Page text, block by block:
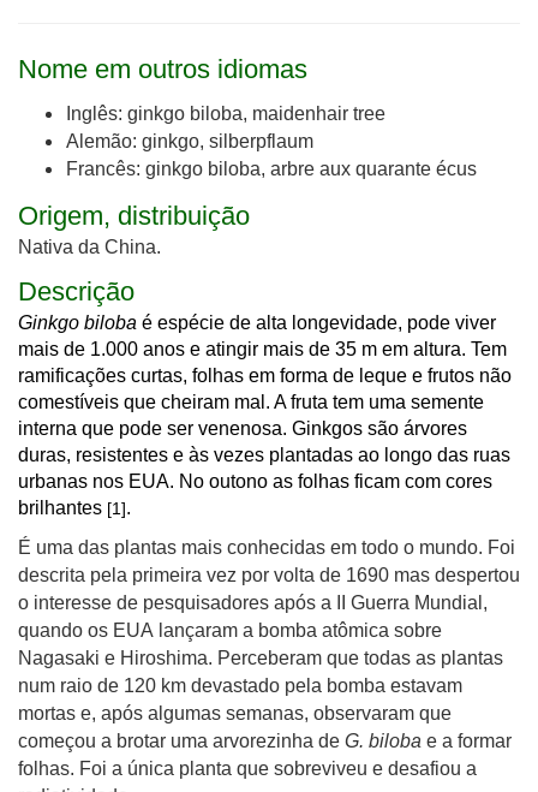
Nome em outros idiomas
Inglês: ginkgo biloba, maidenhair tree
Alemão: ginkgo, silberpflaum
Francês: ginkgo biloba, arbre aux quarante écus
Origem, distribuição
Nativa da China.
Descrição
Ginkgo biloba é espécie de alta longevidade, pode viver
mais de 1.000 anos e atingir mais de 35 m em altura. Tem
ramificações curtas, folhas em forma de leque e frutos não
comestíveis que cheiram mal. A fruta tem uma semente
interna que pode ser venenosa. Ginkgos são árvores
duras, resistentes e às vezes plantadas ao longo das ruas
urbanas nos EUA. No outono as folhas ficam com cores
brilhantes [1].
É uma das plantas mais conhecidas em todo o mundo. Foi
descrita pela primeira vez por volta de 1690 mas despertou
o interesse de pesquisadores após a II Guerra Mundial,
quando os EUA lançaram a bomba atômica sobre
Nagasaki e Hiroshima. Perceberam que todas as plantas
num raio de 120 km devastado pela bomba estavam
mortas e, após algumas semanas, observaram que
começou a brotar uma arvorezinha de G. biloba e a formar
folhas. Foi a única planta que sobreviveu e desafiou a